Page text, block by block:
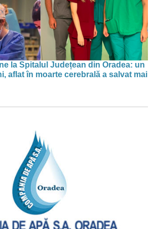
la Spitalul Județean din Oradea: un
aflat în moarte cerebrală a salvat mai